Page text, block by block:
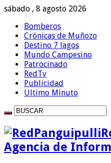
sábado , 8 agosto 2026
Bomberos
Crónicas de Muñozo
Destino 7 lagos
Mundo Campesino
Patrocinado
RedTv
Publicidad
Ultimo Minuto
Agencia de